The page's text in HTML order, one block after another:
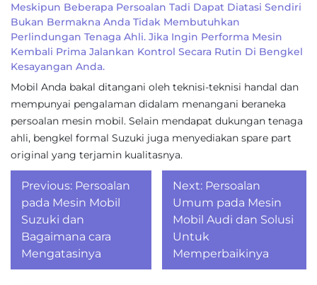
Meskipun Beberapa Persoalan Tadi Dapat Diatasi Sendiri
Bukan Bermakna Anda Tidak Membutuhkan
Perlindungan Tenaga Ahli. Jika Ingin Performa Mesin
Kembali Prima Jalankan Kontrol Secara Rutin Di Bengkel
Kesayangan Anda.
Mobil Anda bakal ditangani oleh teknisi-teknisi handal dan
mempunyai pengalaman didalam menangani beraneka
persoalan mesin mobil. Selain mendapat dukungan tenaga
ahli, bengkel formal Suzuki juga menyediakan spare part
original yang terjamin kualitasnya.
Post
navigation
Previous: Persoalan
pada Mesin Mobil
Suzuki dan
Bagaimana cara
Mengatasinya
Next: Persoalan
Umum pada Mesin
Mobil Audi dan Solusi
Untuk
Memperbaikinya